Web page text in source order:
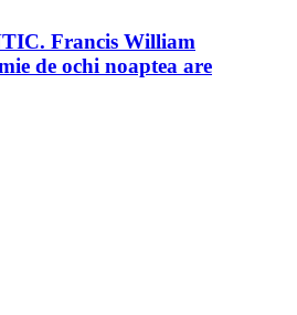
Francis William
de ochi noaptea are